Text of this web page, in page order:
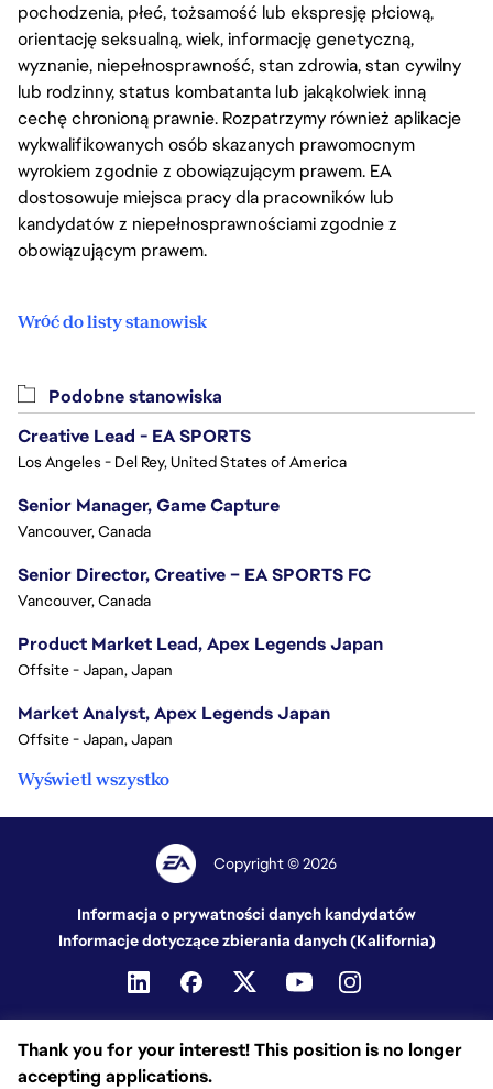
pochodzenia, płeć, tożsamość lub ekspresję płciową,
orientację seksualną, wiek, informację genetyczną,
wyznanie, niepełnosprawność, stan zdrowia, stan cywilny
lub rodzinny, status kombatanta lub jakąkolwiek inną
cechę chronioną prawnie. Rozpatrzymy również aplikacje
wykwalifikowanych osób skazanych prawomocnym
wyrokiem zgodnie z obowiązującym prawem. EA
dostosowuje miejsca pracy dla pracowników lub
kandydatów z niepełnosprawnościami zgodnie z
obowiązującym prawem.
Wróć do listy stanowisk
Thank you for your interest! This position is no longer
accepting applications.
Podobne stanowiska
Creative Lead - EA SPORTS
Los Angeles - Del Rey, United States of America
Senior Manager, Game Capture
Vancouver, Canada
Senior Director, Creative – EA SPORTS FC
Vancouver, Canada
Product Market Lead, Apex Legends Japan
Offsite - Japan, Japan
Market Analyst, Apex Legends Japan
Offsite - Japan, Japan
Wyświetl wszystko
Copyright © 2026
Informacja o prywatności danych kandydatów
Informacje dotyczące zbierania danych (Kalifornia)